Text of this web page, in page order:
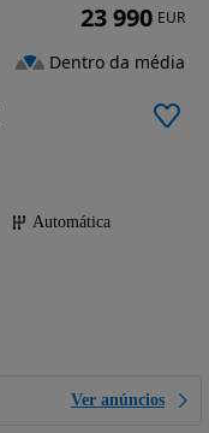
Automática
Ver anúncios
23 990 EUR
Dentro da média